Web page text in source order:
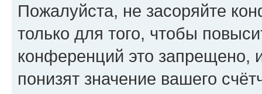
Пожалуйста, не засоряйте
только для того, чтобы
конференций это запрещено,
понизят значение вашего